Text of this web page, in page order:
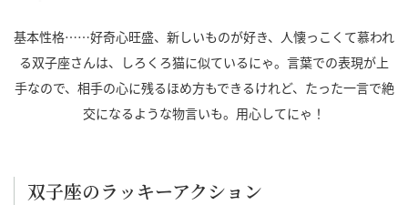
基本性格……好奇心旺盛、新しいものが好き、人懐っこくて慕われ
る双子座さんは、しろくろ猫に似ているにゃ。言葉での表現が上
手なので、相手の心に残るほめ方もできるけれど、たった一言で絶
交になるような物言いも。用心してにゃ！
双子座のラッキーアクション